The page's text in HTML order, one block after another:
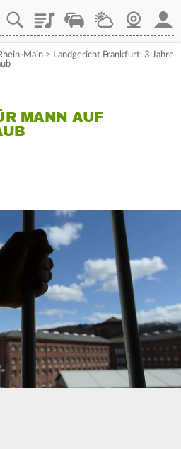
PlaylistStaupilotWetterWebcam
Main > Landgericht Frankfurt: 3 Jahre
MANN AUF